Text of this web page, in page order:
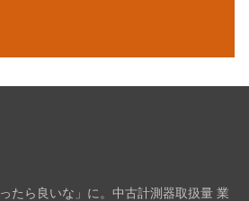
たら良いな」に。中古計測器取扱量 業